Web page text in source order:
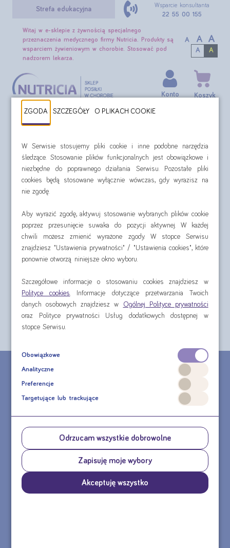
Strefa edukacyjna
Witaj w e-sklepie z żywnością specjalnego
przeznaczenia medycznego firmy Nutricia. Produkty są
wsparciem żywieniowym w chorobie. Stosować pod
nadzorem lekarza.
A A A
A A
Wsparcie konsultanta
22 55 00 155
Konto Koszyk
Zamówienie (drugi krok) pod przyciskami
Zamówienie (drugi krok) pod
przyciskami
Zobacz, jakie korzyści mają ZAREJESTROWANI klienci
Zamówienia
Będąc zarejestrowanym klientem naszego sklepu masz
dostęp do historii i statusów swoich zamówień.
To również szybsze i łatwiejsze zakupy: nie musisz
teleadresowych.
Ponawianie zamówień
Dodatkowo możesz skorzystać z opcji „Ponów
zamówienie”, dzięki której jednym kliknięciem dodasz
do koszyka wszystkie produkty.
CHCESZ ZŁOŻYĆ ZAMÓWIENIE TELEFONICZNE?
MASZ PYTANIE DOTYCZĄCE PRODUKTU?
ZGODA SZCZEGÓŁY O PLIKACH COOKIE
W Serwisie stosujemy pliki cookie i inne podobne narzędzia
śledzące. Stosowanie plików funkcjonalnych jest obowiązkowe i
niezbędne do poprawnego działania Serwisu. Pozostałe pliki
cookies będą stosowane wyłącznie wówczas, gdy wyrazisz na
nie zgodę.
Aby wyrazić zgodę, aktywuj stosowanie wybranych plików cookie
poprzez przesunięcie suwaka do pozycji aktywnej. W każdej
chwili możesz zmienić wyrażone zgody. W stopce Serwisu
znajdziesz "Ustawienia prywatności" / "Ustawienia cookies", które
ponownie otworzą niniejsze okno wyboru.
Szczegółowe informacje o stosowaniu cookies znajdziesz w
Polityce cookies
. Informacje dotyczące przetwarzania Twoich
danych osobowych znajdziesz w
Ogólnej Polityce prywatności
oraz Polityce prywatności Usług dodatkowych dostępnej w
stopce Serwisu.
Obowiązkowe
Analityczne
Preferencje
Targetujące lub trackujące
Odrzucam wszystkie dobrowolne
Zapisuję moje wybory
Akceptuję wszystko